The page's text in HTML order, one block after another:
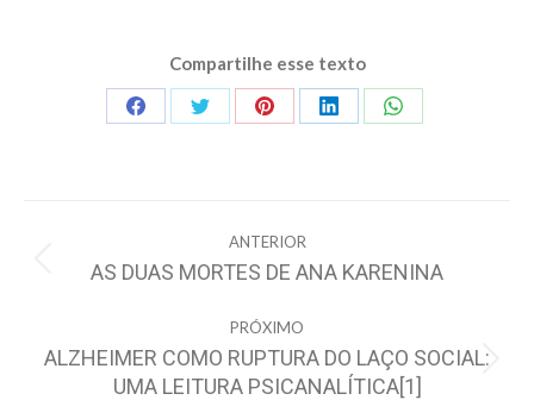
Compartilhe esse texto
Share
Share
Share
Share
Share
ANTERIOR
Post
anterior:
AS DUAS MORTES DE ANA KARENINA
PRÓXIMO
Próximo
ALZHEIMER COMO RUPTURA DO LAÇO SOCIAL:
UMA LEITURA PSICANALÍTICA[1]